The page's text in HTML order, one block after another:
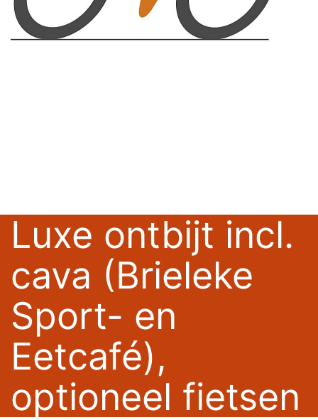
Luxe ontbijt incl.
cava (Brieleke
Sport- en
Eetcafé),
optioneel fietsen